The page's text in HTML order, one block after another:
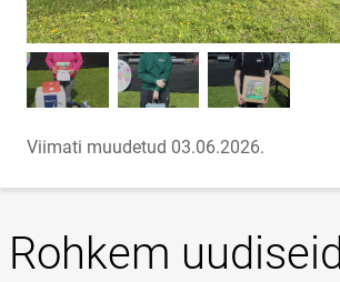
Viimati muudetud 03.06.2026.
Rohkem uudiseid